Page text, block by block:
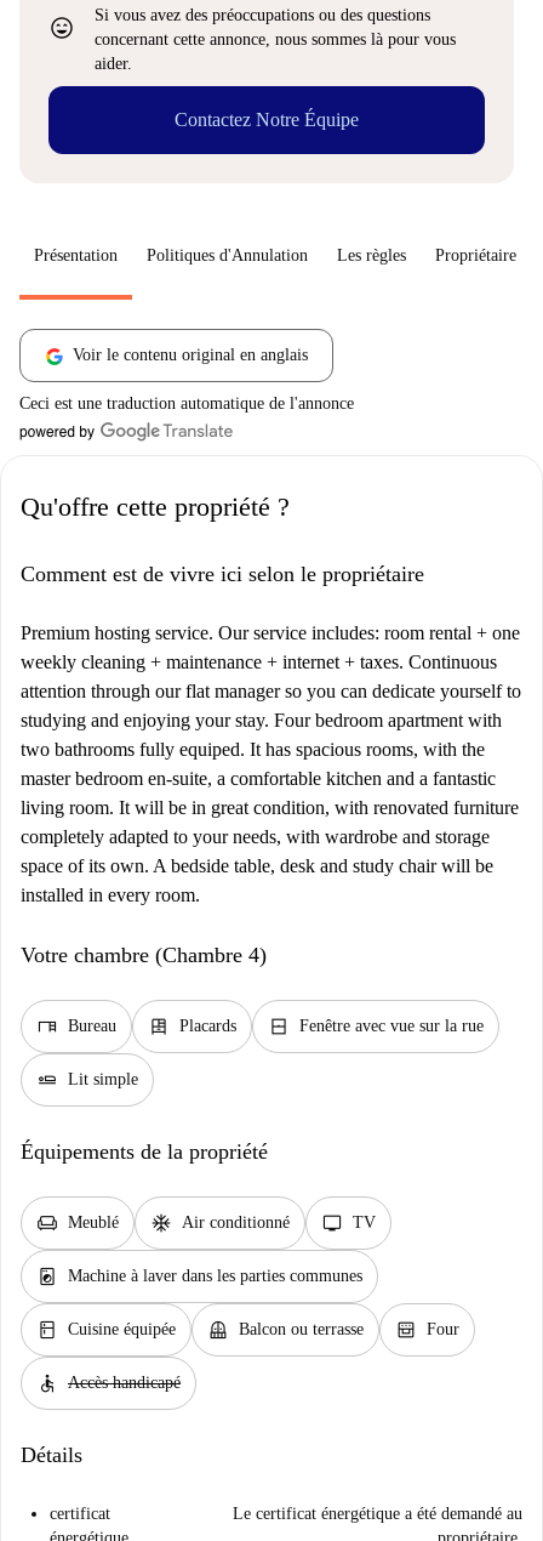
sentiment_very_satisfied
Si vous avez des préoccupations ou des questions
concernant cette annonce, nous sommes là pour vous
aider.
Contactez Notre Équipe
Présentation Politiques d'Annulation Les règles Propriétaire
Voir le contenu original en anglais
Ceci est une traduction automatique de l'annonce
Qu'offre cette propriété ?
Comment est de vivre ici selon le propriétaire
Premium hosting service. Our service includes: room rental + one
weekly cleaning + maintenance + internet + taxes. Continuous
attention through our flat manager so you can dedicate yourself to
studying and enjoying your stay. Four bedroom apartment with
two bathrooms fully equiped. It has spacious rooms, with the
master bedroom en-suite, a comfortable kitchen and a fantastic
living room. It will be in great condition, with renovated furniture
completely adapted to your needs, with wardrobe and storage
space of its own. A bedside table, desk and study chair will be
installed in every room.
Votre chambre (Chambre 4)
desk Bureau dresser Placards window_closed Fenêtre avec vue sur la rue
airline_seat_flat Lit simple
Équipements de la propriété
chair Meublé ac_unit Air conditionné tv TV
local_laundry_service Machine à laver dans les parties communes
kitchen Cuisine équipée balcony Balcon ou terrasse oven_gen Four
accessible Accès handicapé
Détails
certificat
Le certificat énergétique a été demandé au